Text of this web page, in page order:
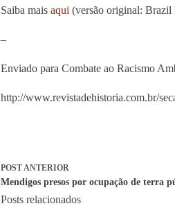
Saiba mais aqui (versão original: Brazil
–
Enviado para Combate ao Racismo
http://www.revistadehistoria.com.br/
POSTANTERIOR
Mendigos presos por ocupação de terra
Posts relacionados